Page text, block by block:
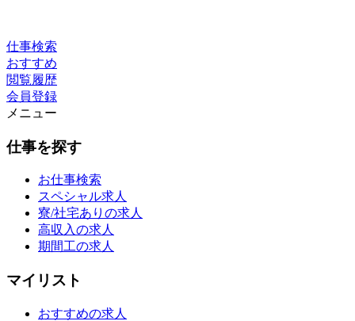
仕事検索
おすすめ
閲覧履歴
会員登録
メニュー
仕事を探す
お仕事検索
スペシャル求人
寮/社宅ありの求人
高収入の求人
期間工の求人
マイリスト
おすすめの求人